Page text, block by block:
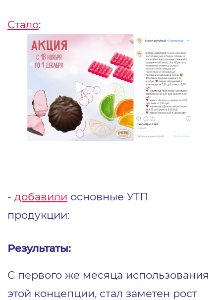
Стало:
- добавили основные УТП
продукции:
Результаты:
С первого же месяца использования
этой концепции, стал заметен рост